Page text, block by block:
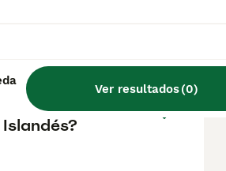
Ver resultados(0)
un cachorro